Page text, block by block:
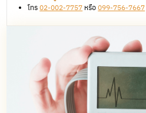
โทร02-002-7757หรือ099-756-7667